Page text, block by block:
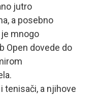
jutro
a posebno
je mnogo
Open dovede do
tenisači, a njihove